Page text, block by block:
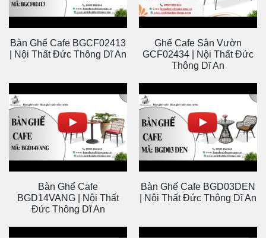
Bàn Ghế Cafe BGCF02413
| Nội Thất Đức Thông Dĩ An
Ghế Cafe Sân Vườn
GCF02434 | Nội Thất Đức
Thông Dĩ An
Bàn Ghế Cafe
BGD14VANG | Nội Thất
Đức Thông Dĩ An
Bàn Ghế Cafe BGD03DEN
| Nội Thất Đức Thông Dĩ An